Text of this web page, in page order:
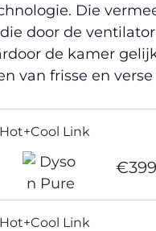
Die
door de
de kamer
van frisse en
Link
Link